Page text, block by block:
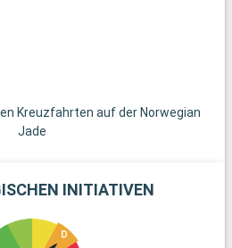
Kreuzfahrten auf der Norwegian
Jade
INITIATIVEN